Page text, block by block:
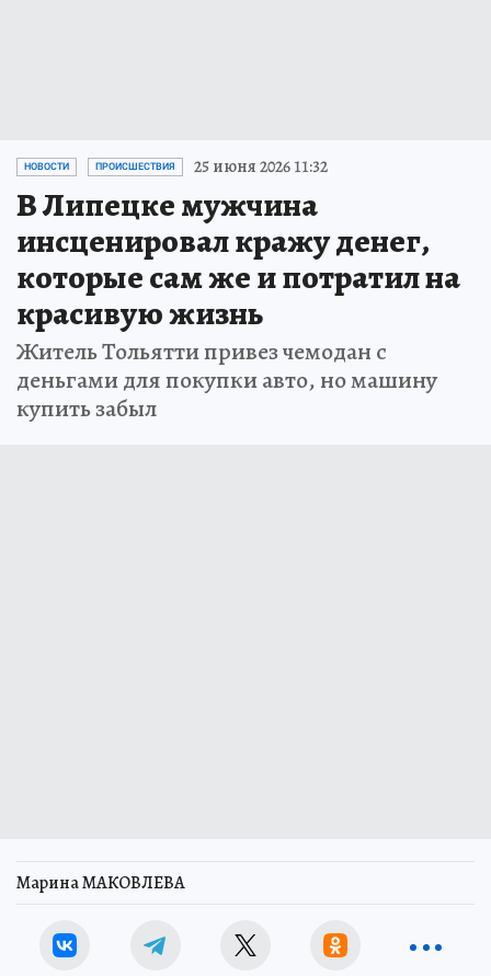
НОВОСТИ ПРОИСШЕСТВИЯ 25 июня 2026 11:32
В Липецке мужчина
инсценировал кражу денег,
которые сам же и потратил на
красивую жизнь
Житель Тольятти привез чемодан с
деньгами для покупки авто, но машину
купить забыл
Марина МАКОВЛЕВА